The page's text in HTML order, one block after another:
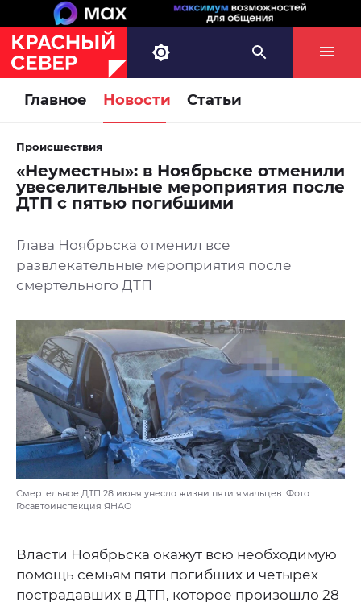
Главное Новости Статьи
Происшествия
«Неуместны»: в Ноябрьске отменили
увеселительные мероприятия после
ДТП с пятью погибшими
Глава Ноябрьска отменил все
развлекательные мероприятия после
смертельного ДТП
Смертельное ДТП 28 июня унесло жизни пяти ямальцев. Фото:
Госавтоинспекция ЯНАО
Власти Ноябрьска окажут всю необходимую
помощь семьям пяти погибших и четырех
пострадавших в ДТП, которое произошло 28